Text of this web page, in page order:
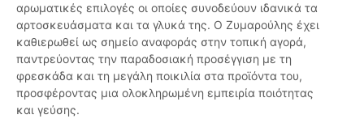
αρωματικές επιλογές οι οποίες συνοδεύουν ιδανικά τα
αρτοσκευάσματα και τα γλυκά της. Ο Ζυμαρούλης έχει
καθιερωθεί ως σημείο αναφοράς στην τοπική αγορά,
παντρεύοντας την παραδοσιακή προσέγγιση με τη
φρεσκάδα και τη μεγάλη ποικιλία στα προϊόντα του,
προσφέροντας μια ολοκληρωμένη εμπειρία ποιότητας
και γεύσης.